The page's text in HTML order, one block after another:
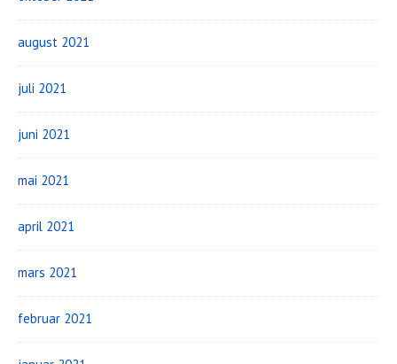
august 2021
juli 2021
juni 2021
mai 2021
april 2021
mars 2021
februar 2021